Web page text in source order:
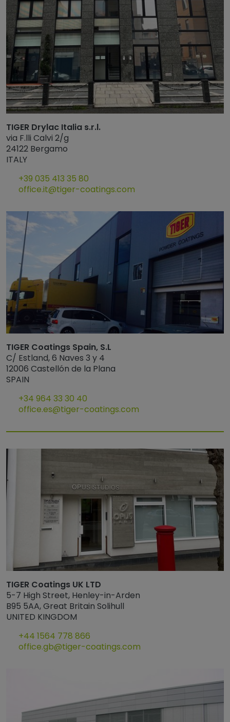
TIGER Drylac Italia s.r.l.
via F.lli Calvi 2/g
24122 Bergamo
ITALY
+39 035 413 35 80
office.it@tiger-coatings.com
TIGER Coatings Spain, S.L
C/ Estland, 6 Naves 3 y 4
12006 Castellón de la Plana
SPAIN
+34 964 33 30 40
office.es@tiger-coatings.com
TIGER Coatings UK LTD
5-7 High Street, Henley-in-Arden
B95 5AA, Great Britain Solihull
UNITED KINGDOM
+44 1564 778 866
office.gb@tiger-coatings.com